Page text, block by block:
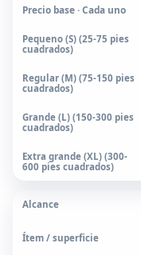
Precio base · Cada uno